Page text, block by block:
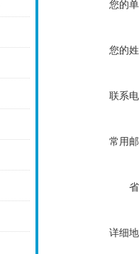
您的
您的
联系
常用
详细